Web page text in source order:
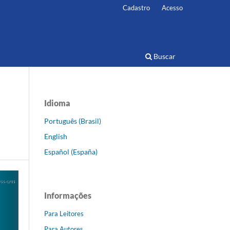
Buscar
Cadastro Acesso
Idioma
Português (Brasil)
English
Español (España)
Informações
Para Leitores